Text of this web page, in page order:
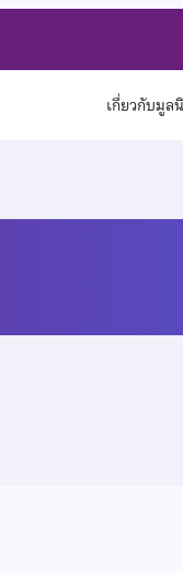
เกี่ยวกับมูล